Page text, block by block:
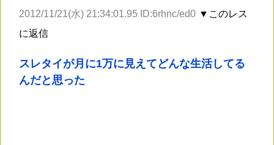
2012/11/21(水) 21:34:01.95 ID:6rhnc/ed0 ▼このレス
に返信
スレタイが月に1万に見えてどんな生活してる
んだと思った